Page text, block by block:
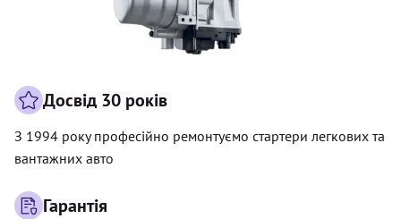
Досвід 30 років
З 1994 року професійно ремонтуємо стартери легкових та
вантажних авто
Гарантія